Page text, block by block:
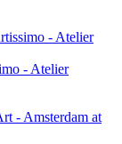
- Atelier